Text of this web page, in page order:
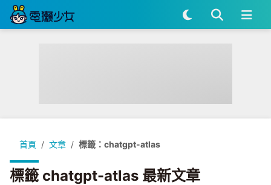
首頁 文章 標籤：chatgpt-atlas
標籤 chatgpt-atlas 最新文章